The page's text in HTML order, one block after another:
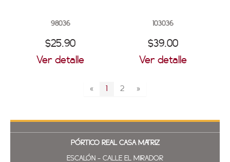
98036
$25.90
Ver detalle
103036
$39.00
Ver detalle
« 2 »
PÓRTICO REAL CASA MATRIZ
ESCALÓN - CALLE EL MIRADOR